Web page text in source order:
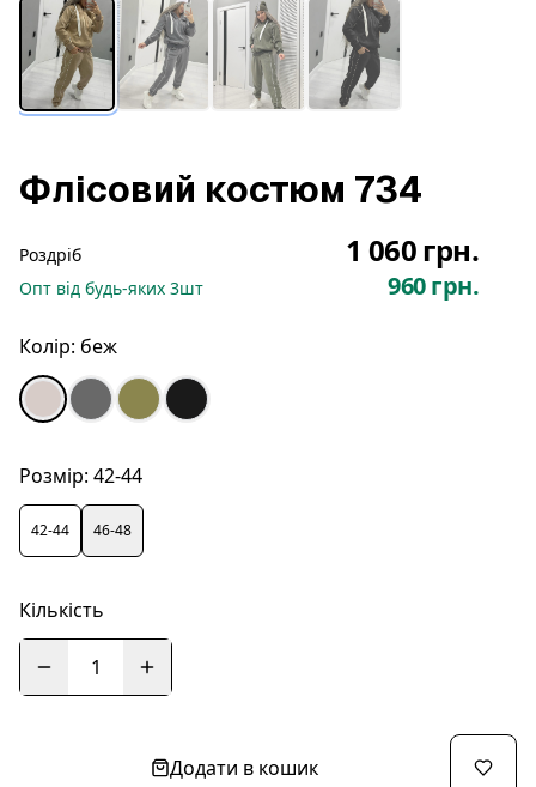
Флісовий костюм 734
Роздріб 1 060 грн.
Опт від будь-яких 3шт 960 грн.
Колір: беж
Розмір: 42-44
42-44 46-48
Кількість
1
Додати в кошик